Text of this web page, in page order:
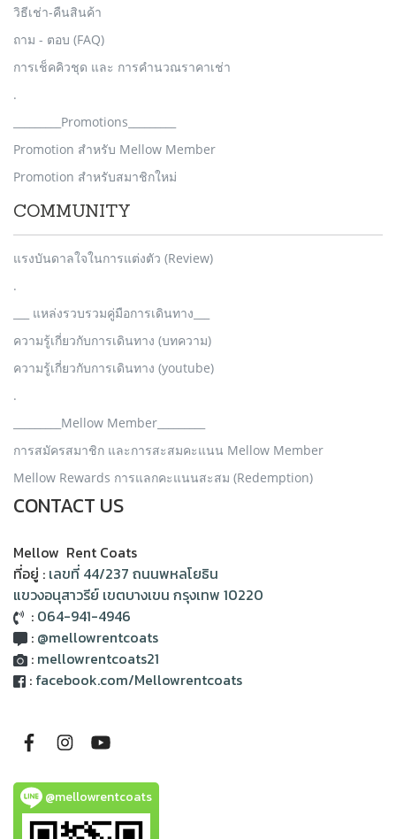
วิธีเช่า-คืนสินค้า
ถาม - ตอบ (FAQ)
การเช็คคิวชุด และ การคำนวณราคาเช่า
.
_________Promotions_________
Promotion สำหรับ Mellow Member
Promotion สำหรับสมาชิกใหม่
COMMUNITY
แรงบันดาลใจในการแต่งตัว (Review)
.
___ แหล่งรวบรวมคู่มือการเดินทาง___
ความรู้เกี่ยวกับการเดินทาง (บทความ)
ความรู้เกี่ยวกับการเดินทาง (youtube)
.
_________Mellow Member_________
การสมัครสมาชิก และการสะสมคะแนน Mellow Member
Mellow Rewards การแลกคะแนนสะสม (Redemption)
CONTACT US
Mellow Rent Coats
ที่อยู่ : เลขที่ 44/237 ถนนพหลโยธิน
แขวงอนุสาวรีย์ เขตบางเขน กรุงเทพ 10220
: 064-941-4946
: @mellowrentcoats
: mellowrentcoats21
: facebook.com/Mellowrentcoats
@mellowrentcoats